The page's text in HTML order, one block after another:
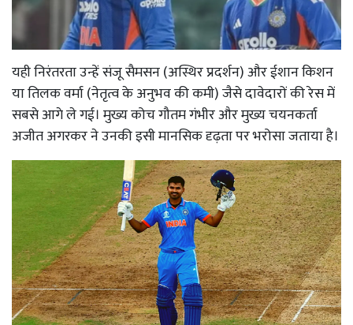
यही निरंतरता उन्हें संजू सैमसन (अस्थिर प्रदर्शन) और ईशान किशन
या तिलक वर्मा (नेतृत्व के अनुभव की कमी) जैसे दावेदारों की रेस में
सबसे आगे ले गई। मुख्य कोच गौतम गंभीर और मुख्य चयनकर्ता
अजीत अगरकर ने उनकी इसी मानसिक दृढ़ता पर भरोसा जताया है।